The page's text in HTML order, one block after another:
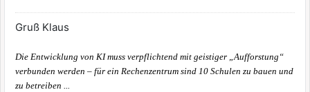
Gruß Klaus
Die Entwicklung von KI muss verpflichtend mit geistiger „Aufforstung“
verbunden werden – für ein Rechenzentrum sind 10 Schulen zu bauen und
zu betreiben ...